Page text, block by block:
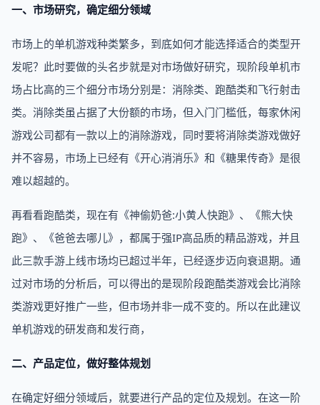
一、市场研究，确定细分领域
市场上的单机游戏种类繁多，到底如何才能选择适合的类型开
发呢？此时要做的头名步就是对市场做好研究，现阶段单机市
场占比高的三个细分市场分别是：消除类、跑酷类和飞行射击
类。消除类虽占据了大份额的市场，但入门门槛低，每家休闲
游戏公司都有一款以上的消除游戏，同时要将消除类游戏做好
并不容易，市场上已经有《开心消消乐》和《糖果传奇》是很
难以超越的。
再看看跑酷类，现在有《神偷奶爸:小黄人快跑》、《熊大快
跑》、《爸爸去哪儿》，都属于强IP高品质的精品游戏，并且
此三款手游上线市场均已超过半年，已经逐步迈向衰退期。通
过对市场的分析后，可以得出的是现阶段跑酷类游戏会比消除
类游戏更好推广一些，但市场并非一成不变的。所以在此建议
单机游戏的研发商和发行商，
二、产品定位，做好整体规划
在确定好细分领域后，就要进行产品的定位及规划。在这一阶